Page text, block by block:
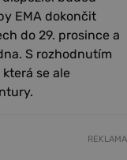
EMA dokončit
do 29. prosince a
S rozhodnutím
se ale
REKLAMA